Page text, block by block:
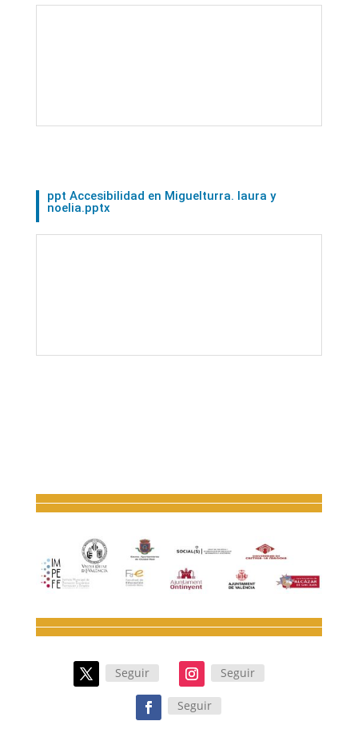
ppt Accesibilidad en Miguelturra. laura y
noelia.pptx
Seguir Seguir
Seguir